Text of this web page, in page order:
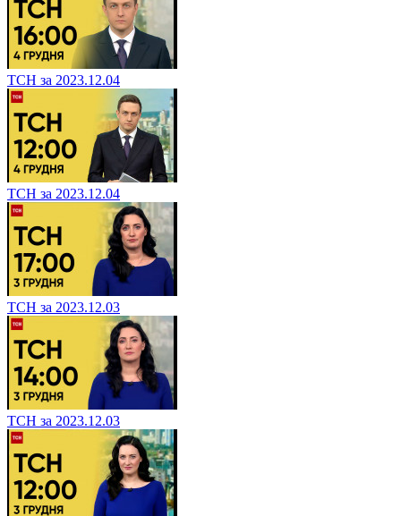
ТСН за 2023.12.04
ТСН за 2023.12.04
ТСН за 2023.12.03
ТСН за 2023.12.03